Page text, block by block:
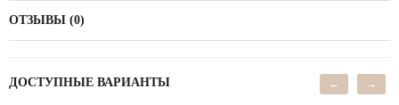
ОТЗЫВЫ (0)
ДОСТУПНЫЕ ВАРИАНТЫ ← →